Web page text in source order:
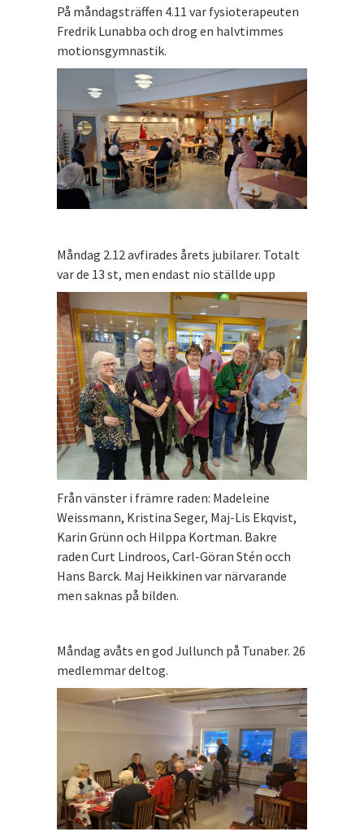
På måndagsträffen 4.11 var fysioterapeuten
Fredrik Lunabba och drog en halvtimmes
motionsgymnastik.
Måndag 2.12 avfirades årets jubilarer. Totalt
var de 13 st, men endast nio ställde upp
Från vänster i främre raden: Madeleine
Weissmann, Kristina Seger, Maj-Lis Ekqvist,
Karin Grünn och Hilppa Kortman. Bakre
raden Curt Lindroos, Carl-Göran Stén occh
Hans Barck. Maj Heikkinen var närvarande
men saknas på bilden.
Måndag avåts en god Jullunch på Tunaber. 26
medlemmar deltog.